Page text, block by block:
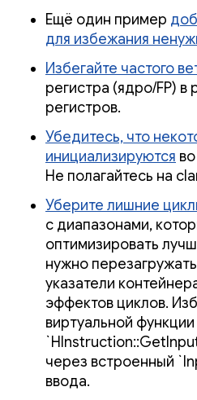
Ещё один пример
для избежания
Избегайте частого
регистра (ядро/FP) в
регистров.
Убедитесь, что
инициализируются
Не полагайтесь на
Уберите лишние
с диапазонами,
оптимизировать
нужно
указатели
эффектов циклов.
виртуальной функции
через встроенный
ввода.